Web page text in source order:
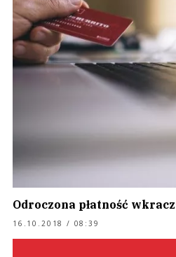
Odroczona płatność
16.10.2018 / 08:39